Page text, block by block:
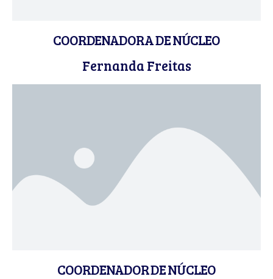
COORDENADORA DE NÚCLEO
Fernanda Freitas
COORDENADOR DE NÚCLEO